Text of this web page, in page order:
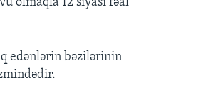
edənlərin bəzilərinin